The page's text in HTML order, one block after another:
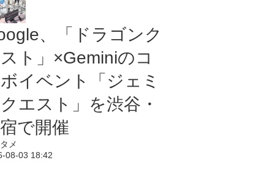
、「ドラゴンク
ト」×Geminiのコ
イベント「ジェミ
エスト」を渋谷・
で開催
メ
08-03 18:42